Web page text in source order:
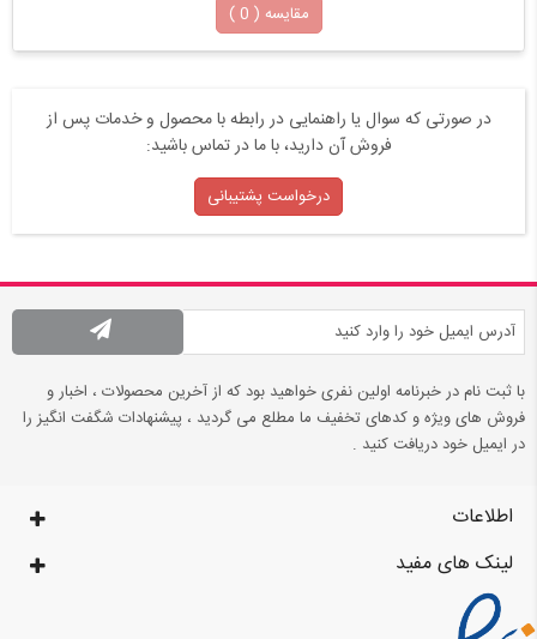
مقایسه ( 0
)
در صورتی که سوال یا راهنمایی در رابطه با محصول و خدمات پس از
فروش آن دارید، با ما در تماس باشید:
درخواست پشتیبانی
با ثبت نام در خبرنامه اولین نفری خواهید بود که از آخرین محصولات ، اخبار و
فروش های ویژه و کدهای تخفیف ما مطلع می گردید ، پیشنهادات شگفت انگیز را
در ایمیل خود دریافت کنید .
اطلاعات
لینک های مفید